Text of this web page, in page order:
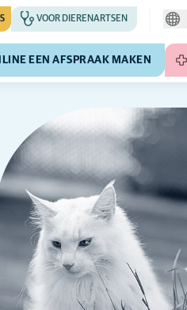
VOOR DIERENARTSEN
EEN AFSPRAAK MAKEN